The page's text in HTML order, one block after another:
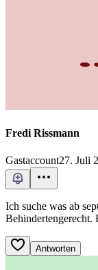
Fredi Rissmann
Gastaccount27. Juli
Ich suche was ab
Behindertengerecht.
Antworten